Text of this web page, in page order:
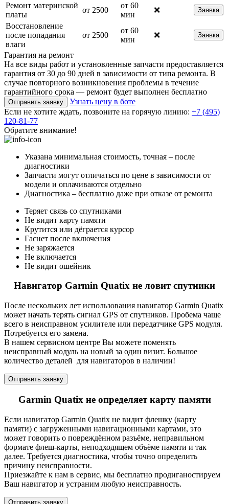
Ремонт материнской
платы
от 2500
от 60
мин
❌ Заявка
Восстановление
после попадания
влаги
от 2500
от 60
мин
❌ Заявка
Гарантия на ремонт
На все виды работ и установленные запчасти предоставляется
гарантия от 30 до 90 дней в зависимости от типа ремонта. В
случае повторного возникновения проблемы в течение
гарантийного срока — ремонт будет выполнен бесплатно
Отправить заявку
Узнать цену в боте
Если не хотите ждать, позвоните на горячую линию: +7 (495)
120-81-77
Обратите внимание!
Указана минимальная стоимость, точная – после
диагностики
Запчасти могут отличаться по цене в зависимости от
модели и оплачиваются отдельно
Диагностика – бесплатно даже при отказе от ремонта
Теряет связь со спутниками
Не видит карту памяти
Крутится или дёграется курсор
Гаснет после включения
Не заряжается
Не включается
Не видит ошейник
Навигатор Garmin Quatix не ловит спутники
После нескольких лет использования навигатор Garmin Quatix
может начать терять сигнал GPS от спутников. Пробема чаще
всего в неисправном усилителе или передатчике GPS модуля.
Потребуется его замена.
В нашем сервисном центре Вы можете поменять
неисправный модуль на новый за один визит. Большое
количество деталей для навигаторов в наличии!
Отправить заявку
Garmin Quatix не определяет карту памяти
Если навигатор Garmin Quatix не видит флешку (карту
памяти) с загруженными навигационными картами, это
может говорить о повреждённом разъёме, неправильном
формате флеш-карты, неподходящем объёме памяти и так
далее. Требуется диагностика, чтобы точно определить
причину неисправности.
Приезжайте к нам в сервис, мы бесплатно продиганостируем
Ваш навигатор и устраним любую неисправность.
Отправить заявку